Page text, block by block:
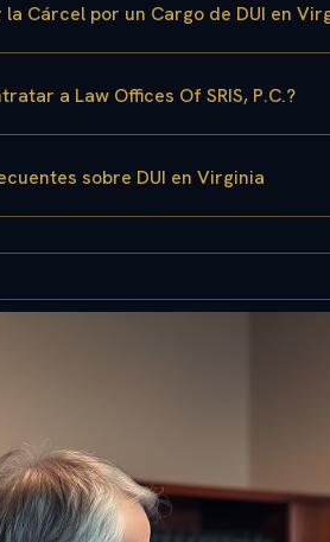
la Cárcel por un Cargo de DUI en
a Law Offices Of SRIS, P.C.?
sobre DUI en Virginia